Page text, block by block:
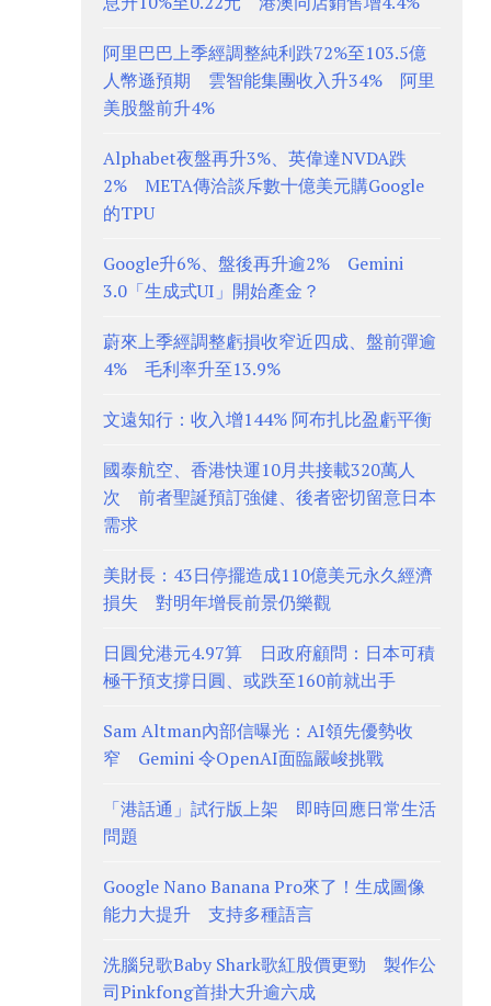
阿里巴巴上季經調整純利跌72%至103.5億
人幣遜預期 雲智能集團收入升34% 阿里
美股盤前升4%
Alphabet夜盤再升3%、英偉達NVDA跌
2% META傳洽談斥數十億美元購Google
的TPU
Google升6%、盤後再升逾2% Gemini
3.0「生成式UI」開始產金？
蔚來上季經調整虧損收窄近四成、盤前彈逾
4% 毛利率升至13.9%
文遠知行：收入增144% 阿布扎比盈虧平衡
國泰航空、香港快運10月共接載320萬人
次 前者聖誕預訂強健、後者密切留意日本
需求
美財長：43日停擺造成110億美元永久經濟
損失 對明年增長前景仍樂觀
日圓兌港元4.97算 日政府顧問：日本可積
極干預支撐日圓、或跌至160前就出手
Sam Altman內部信曝光：AI領先優勢收
窄 Gemini 令OpenAI面臨嚴峻挑戰
「港話通」試行版上架 即時回應日常生活
問題
Google Nano Banana Pro來了！生成圖像
能力大提升 支持多種語言
洗腦兒歌Baby Shark歌紅股價更勁 製作公
司Pinkfong首掛大升逾六成